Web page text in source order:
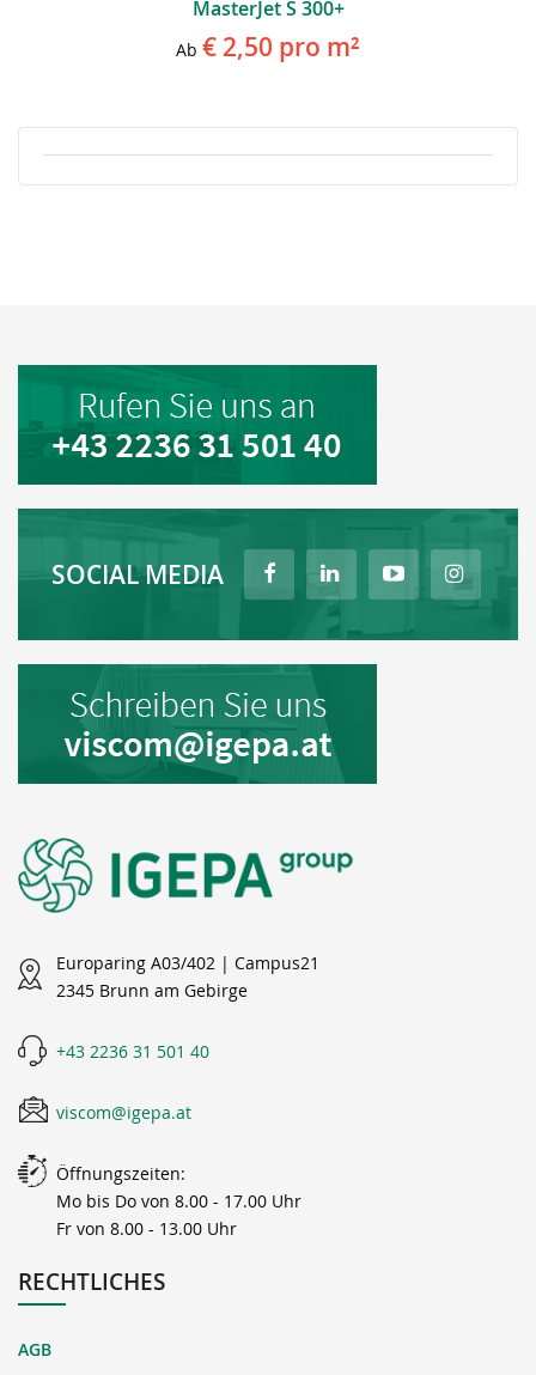
MasterJet S 300+
Ab € 2,50 pro m²
SOCIAL MEDIA
Europaring A03/402 | Campus21
2345 Brunn am Gebirge
+43 2236 31 501 40
viscom@igepa.at
Öffnungszeiten:
Mo bis Do von 8.00 - 17.00 Uhr
Fr von 8.00 - 13.00 Uhr
RECHTLICHES
AGB